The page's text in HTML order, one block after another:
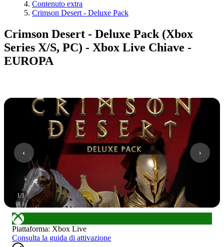
Contenuto extra
Crimson Desert - Deluxe Pack
Crimson Desert - Deluxe Pack (Xbox
Series X/S, PC) - Xbox Live Chiave -
EUROPA
1/1
Piattaforma: Xbox Live
Consulta la guida di attivazione